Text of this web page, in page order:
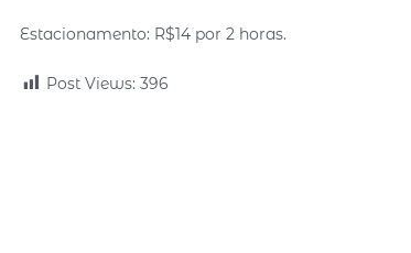
Estacionamento: R$14 por 2 horas.
Post Views: 396